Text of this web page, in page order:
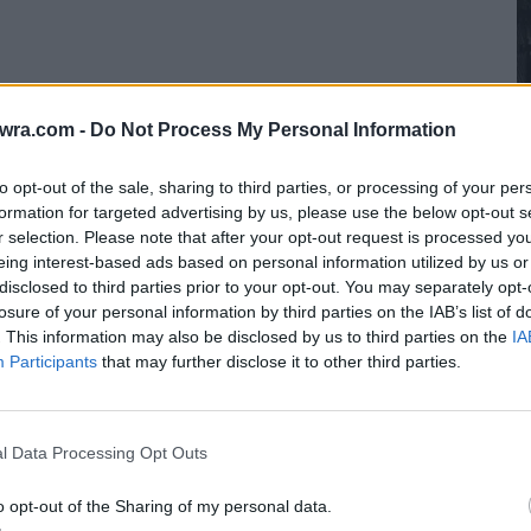
- Do Not Process My Personal Information
opt-out of the sale, sharing to third parties, or processing of your
for targeted advertising by us, please use the below opt-out
selection. Please note that after your opt-out request is processed
interest-based ads based on personal information utilized by us
to third parties prior to your opt-out. You may separately
of your personal information by third parties on the IAB’s list of
This information may also be disclosed by us to third parties on the
Participants that may further disclose it to other third parties.
Data Processing Opt Outs
opt-out of the Sharing of my personal data.
έδωσαν επίσης η πρόεδρος του ΣΕΓΑΣ
Γιατρουδάκης, και ο ταμίας Γιάννης